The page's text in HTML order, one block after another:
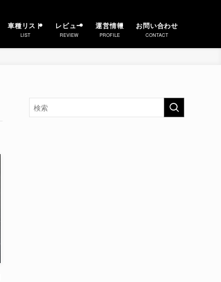
車種リスト
LIST
レビュー
REVIEW
運営情報
PROFILE
お問い合わせ
CONTACT